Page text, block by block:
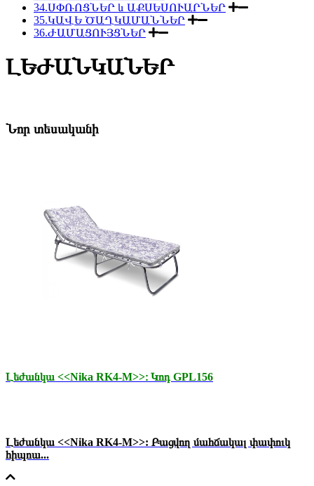
34.ՍՓՌՈՑՆԵՐ և ԱՔՍԵՍՈՒԱՐՆԵՐ
35.ԿԱՎԵ ԾԱՂԿԱՄԱՆՆԵՐ
36.ԺԱՄԱՑՈՒՅՑՆԵՐ
ԼԵԺԱՆԿԱՆԵՐ
Նոր տեսականի
Լեժանկա <<Nika RK4-M>>։ Կոդ GPL156
Լեժանկա <<Nika RK4-M>>: Բացվող մահճակալ փափուկ
հիպոա...